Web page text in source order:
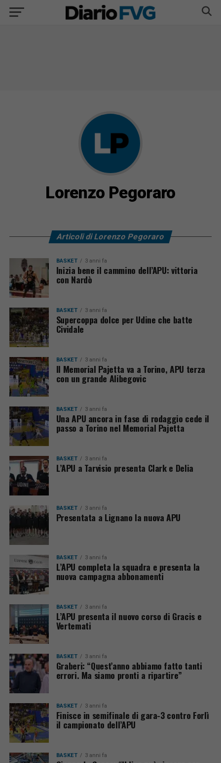
Lorenzo Pegoraro
Articoli di Lorenzo Pegoraro
BASKET 3 anni fa
Inizia bene il cammino dell’APU: vittoria
con Nardò
BASKET 3 anni fa
Supercoppa dolce per Udine che batte
Cividale
BASKET 3 anni fa
Il Memorial Pajetta va a Torino, APU terza
con un grande Alibegovic
BASKET 3 anni fa
Una APU ancora in fase di rodaggio cede il
passo a Torino nel Memorial Pajetta
BASKET 3 anni fa
L’APU a Tarvisio presenta Clark e Delia
BASKET 3 anni fa
Presentata a Lignano la nuova APU
BASKET 3 anni fa
L’APU completa la squadra e presenta la
nuova campagna abbonamenti
BASKET 3 anni fa
L’APU presenta il nuovo corso di Gracis e
Vertemati
BASKET 3 anni fa
Graberi: “Quest’anno abbiamo fatto tanti
errori. Ma siamo pronti a ripartire”
BASKET 3 anni fa
Finisce in semifinale di gara-3 contro Forlì
il campionato dell’APU
BASKET 3 anni fa